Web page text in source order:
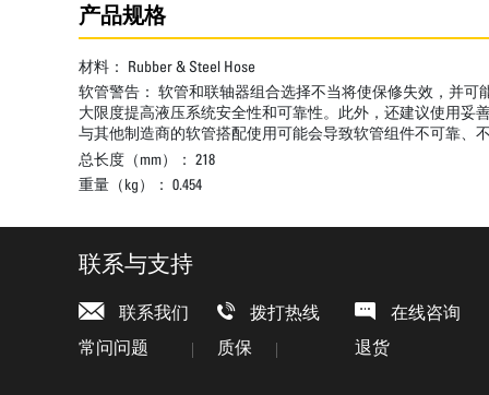
产品规格
材料： Rubber & Steel Hose
软管警告： 软管和联轴器组合选择不当将使保修失效，并可
大限度提高液压系统安全性和可靠性。此外，还建议使用妥
与其他制造商的软管搭配使用可能会导致软管组件不可靠、不
总长度（mm）： 218
重量（kg）： 0.454
联系与支持
联系我们 拨打热线
在线咨询
常问问题
质保 退货